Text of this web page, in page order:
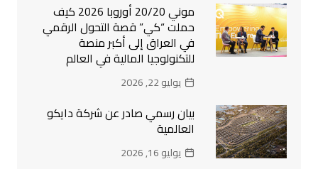
موني 20/20 أوروبا 2026 كيف
حملت “كي” قصة التحول الرقمي
في العراق إلى أكبر منصة
للتكنولوجيا المالية في العالم
يوليو 22, 2026
بيان رسمي صادر عن شركة دايكو
العالمية
يوليو 16, 2026